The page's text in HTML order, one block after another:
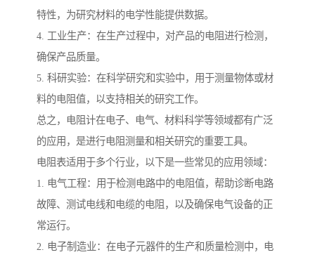
特性，为研究材料的电学性能提供数据。
4. 工业生产：在生产过程中，对产品的电阻进行检测，
确保产品质量。
5. 科研实验：在科学研究和实验中，用于测量物体或材
料的电阻值，以支持相关的研究工作。
总之，电阻计在电子、电气、材料科学等领域都有广泛
的应用，是进行电阻测量和相关研究的重要工具。
电阻表适用于多个行业，以下是一些常见的应用领域：
1. 电气工程：用于检测电路中的电阻值，帮助诊断电路
故障、测试电线和电缆的电阻，以及确保电气设备的正
常运行。
2. 电子制造业：在电子元器件的生产和质量检测中，电